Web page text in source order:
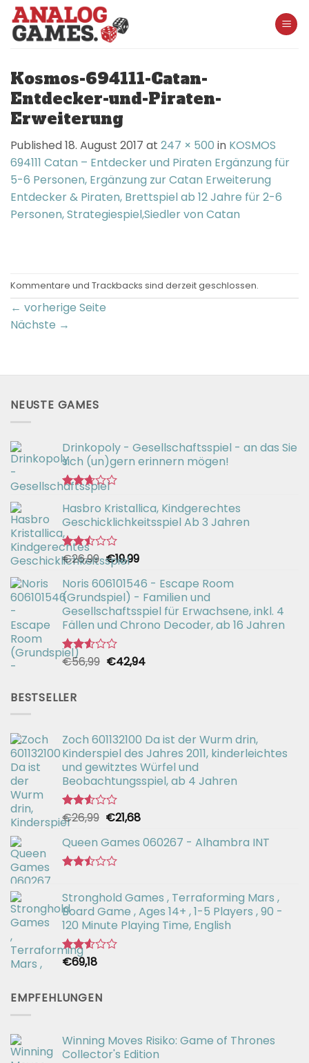
Skip
content
Kosmos-694111-Catan-
Entdecker-und-Piraten-
Erweiterung
Published18. August 2017 at 247 × 500 in KOSMOS
694111 Catan – Entdecker und Piraten Ergänzung für
5-6 Personen, Ergänzung zur Catan Erweiterung
Entdecker & Piraten, Brettspiel ab 12 Jahre für 2-6
Personen, Strategiespiel,Siedler von Catan
Kommentare und Trackbacks sind derzeit geschlossen.
← vorherige Seite
Nächste →
NEUSTE GAMES
Drinkopoly - Gesellschaftsspiel - an das Sie
sich (un)gern erinnern mögen!
Bewertet
mit
2.67
von 5
Hasbro Kristallica, Kindgerechtes
Geschicklichkeitsspiel Ab 3 Jahren
Bewertet
mit
2.49
von 5
€26,99 Ursprünglicher
Preis
war:
€26,99
€19,99Aktueller
ist:
€19,99.
Noris 606101546 - Escape Room
(Grundspiel) - Familien und
Gesellschaftsspiel für Erwachsene, inkl. 4
Fällen und Chrono Decoder, ab 16 Jahren
Bewertet
von 5
€56,99 Ursprünglicher
€42,94Aktueller
BESTSELLER
Zoch 601132100 Da ist der Wurm drin,
Kinderspiel des Jahres 2011, kinderleichtes
und gewitztes Würfel und
Beobachtungsspiel, ab 4 Jahren
Bewertet
mit
2.52
von 5
€26,99 Ursprünglicher
war:
€26,99
€21,68Aktueller
ist:
Queen Games 060267 - Alhambra INT
2.44
von
5
Stronghold Games , Terraforming Mars ,
Board Game , Ages 14+ , 1-5 Players , 90 -
120 Minute Playing Time, English
Bewertet
von 5
€69,18
EMPFEHLUNGEN
Winning Moves Risiko: Game of Thrones
Collector's Edition